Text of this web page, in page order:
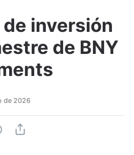
inversión
de BNY
de 2026